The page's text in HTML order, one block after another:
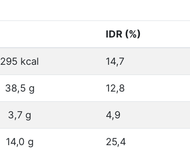
IDR (%)
295 kcal 14,7
38,5 g 12,8
3,7 g 4,9
14,0 g 25,4